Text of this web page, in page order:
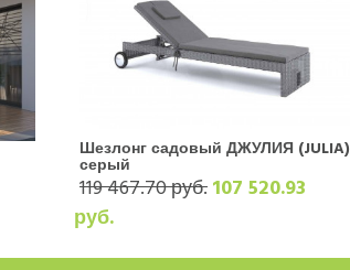
Шезлонг садовый ДЖУЛИЯ (JULIA)
серый
119 467.70 руб.107 520.93
руб.